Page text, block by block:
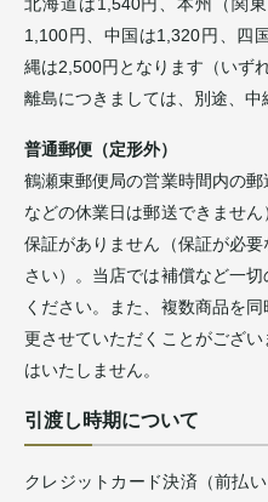
1,100円、中国は1,320円、四
縄は2,500円となります（いず
離島につきましては、別途、中
普通郵便（定形外）
鶴瀬東郵便局の営業時間内の
などの休業日は郵送できませ
保証がありません（保証が必
さい）。当店では補償など一
ください。また、複数商品を
更させていただくことがござ
はいたしません。
引渡し時期について
クレジットカード決済（前払